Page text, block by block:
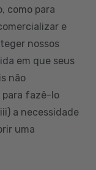
como para
e
nossos
em que seus
não
para fazê-lo
a necessidade
uma